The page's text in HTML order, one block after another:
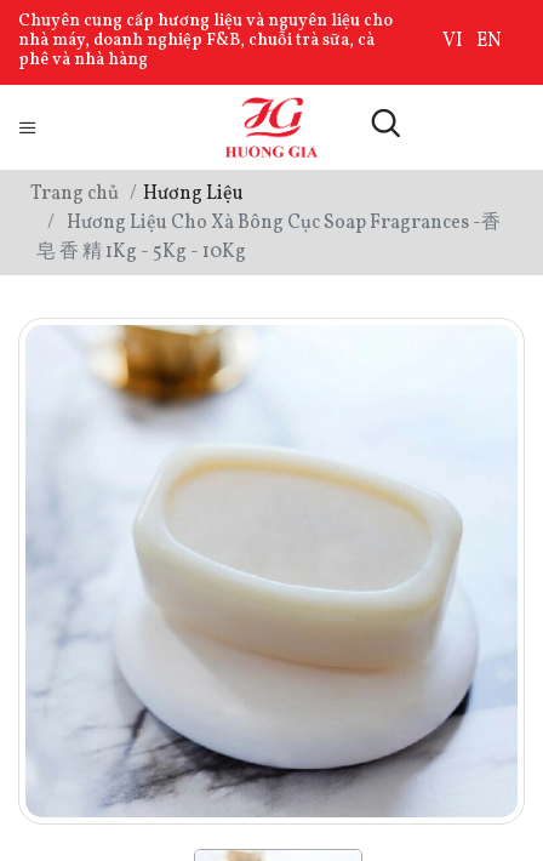
Chuyên cung cấp hương liệu và nguyên liệu cho
nhà máy, doanh nghiệp F&B, chuỗi trà sữa, cà
phê và nhà hàng
VI EN
Trang chủ
Hương Liệu
Hương Liệu Cho Xà Bông Cục Soap Fragrances -香
皂 香 精 1Kg - 5Kg - 10Kg